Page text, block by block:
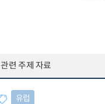
관련 주제 자료
유럽